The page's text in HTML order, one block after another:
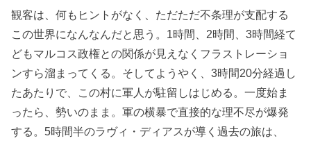
観客は、何もヒントがなく、ただただ不条理が支配する
この世界になんなんだと思う。1時間、2時間、3時間経て
どもマルコス政権との関係が見えなくフラストレーショ
ンすら溜まってくる。そしてようやく、3時間20分経過し
たあたりで、この村に軍人が駐留しはじめる。一度始ま
ったら、勢いのまま。軍の横暴で直接的な理不尽が爆発
する。5時間半のラヴィ・ディアスが導く過去の旅は、